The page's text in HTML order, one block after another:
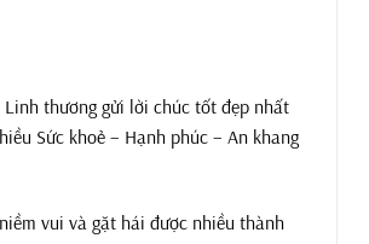
Linh thương gửi lời chúc tốt đẹp nhất
Sức khoẻ – Hạnh phúc – An khang
vui và gặt hái được nhiều thành